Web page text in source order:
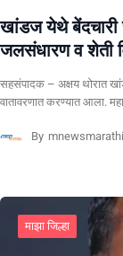
खांडज येथे बेंदचारी
जलसंधारण व शेती
सहसंपादक – अक्षय थोरात
वातावरणात करण्यात आला.
By mnewsmarathi
माझा जिल्हा